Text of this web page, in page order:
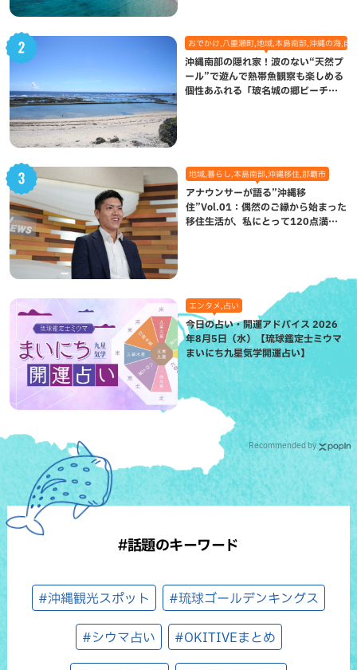
おでかけ,八重瀬町,地域,本島南部,沖縄の海,自
沖縄南部の隠れ家！波のない“天然プ
ール”で遊んで熱帯魚観察も楽しめる
個性あふれる「玻名城の郷ビーチ」
地域,暮らし,本島南部,沖縄移住,那覇市
アナウンサーが語る”沖縄移
住”Vol.01：偶然のご縁から始まった
移住生活が、私にとって120点満点
エンタメ,占い
今日の占い・開運アドバイス 2026
年8月5日（水）【琉球鑑定士ミウマ
まいにち九星気学開運占い】
Recommended by
#話題のキーワード
#沖縄観光スポット #琉球ゴールデンキングス
#シウマ占い #OKITIVEまとめ